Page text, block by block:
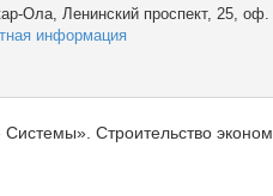
Ола, Ленинский проспект, 25, оф.
информация
Строительство